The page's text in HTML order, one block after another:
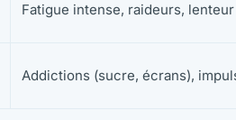
Fatigue intense, raideurs, lenteur
Addictions (sucre, écrans),